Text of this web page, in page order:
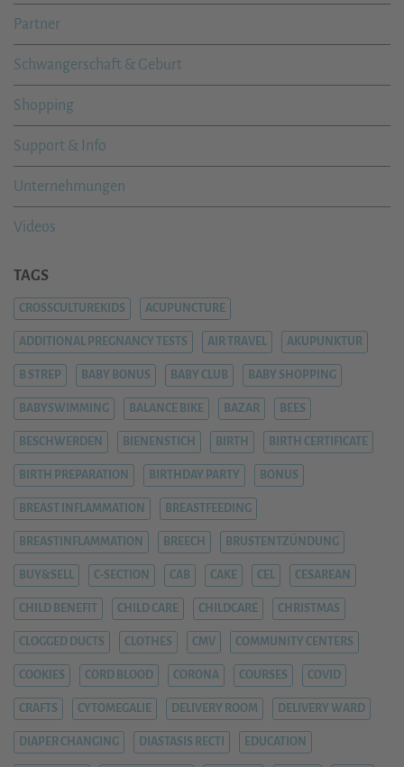
Partner
Schwangerschaft & Geburt
Shopping
Support & Info
Unternehmungen
Videos
TAGS
CROSSCULTUREKIDS ACUPUNCTURE
ADDITIONAL PREGNANCY TESTS AIR TRAVEL AKUPUNKTUR
B STREP BABY BONUS BABY CLUB BABY SHOPPING
BABYSWIMMING BALANCE BIKE BAZAR BEES
BESCHWERDEN BIENENSTICH BIRTH BIRTH CERTIFICATE
BIRTH PREPARATION BIRTHDAY PARTY BONUS
BREAST INFLAMMATION BREASTFEEDING
BREASTINFLAMMATION BREECH BRUSTENTZÜNDUNG
BUY&SELL C-SECTION CAB CAKE CEL CESAREAN
CHILD BENEFIT CHILD CARE CHILDCARE CHRISTMAS
CLOGGED DUCTS CLOTHES CMV COMMUNITY CENTERS
COOKIES CORD BLOOD CORONA COURSES COVID
CRAFTS CYTOMEGALIE DELIVERY ROOM DELIVERY WARD
DIAPER CHANGING DIASTASIS RECTI EDUCATION